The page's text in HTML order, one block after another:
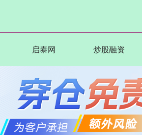
启泰网 炒股融资